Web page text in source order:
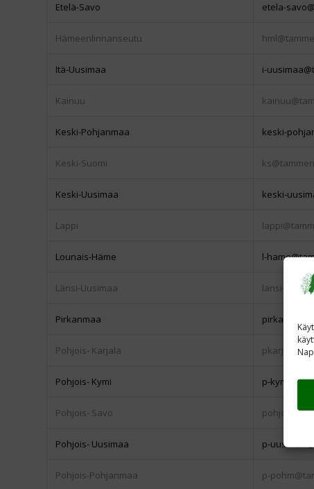
Etelä-Savo etela-
Hämeenlinnanseutu
Itä-Uusimaa i-
Kainuu
Keski-Pohjanmaa keski-
Keski-Suomi
Keski-Uusimaa keski-
Lappi
Lounais-Häme l-
Länsi-Uusimaa lansi-
Pirkanmaa
Pohjois- Karjala
Pohjois- Kymi p-
Pohjois- Savo pohjois-
Pohjois- Uusimaa p-
Pohjois-Pohjanmaa p-